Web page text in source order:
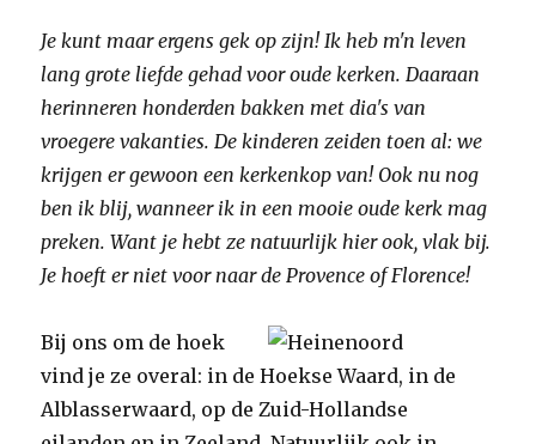
Je kunt maar ergens gek op zijn! Ik heb m'n leven
lang grote liefde gehad voor oude kerken. Daaraan
herinneren honderden bakken met dia's van
vroegere vakanties. De kinderen zeiden toen al: we
krijgen er gewoon een kerkenkop van! Ook nu nog
ben ik blij, wanneer ik in een mooie oude kerk mag
preken. Want je hebt ze natuurlijk hier ook, vlak bij.
Je hoeft er niet voor naar de Provence of Florence!
Bij ons om de hoek
vind je ze overal: in de Hoekse Waard, in de
Alblasserwaard, op de Zuid-Hollandse